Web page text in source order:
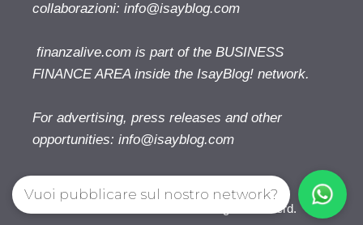
collaborazioni: info@isayblog.com
finanzalive.com is part of the BUSINESS
FINANCE AREA inside the IsayBlog! network.
For advertising, press releases and other
opportunities: info@isayblog.com
Finanzalive.com © 2026. All right reserverd.
Vuoi pubblicare sul nostro network?